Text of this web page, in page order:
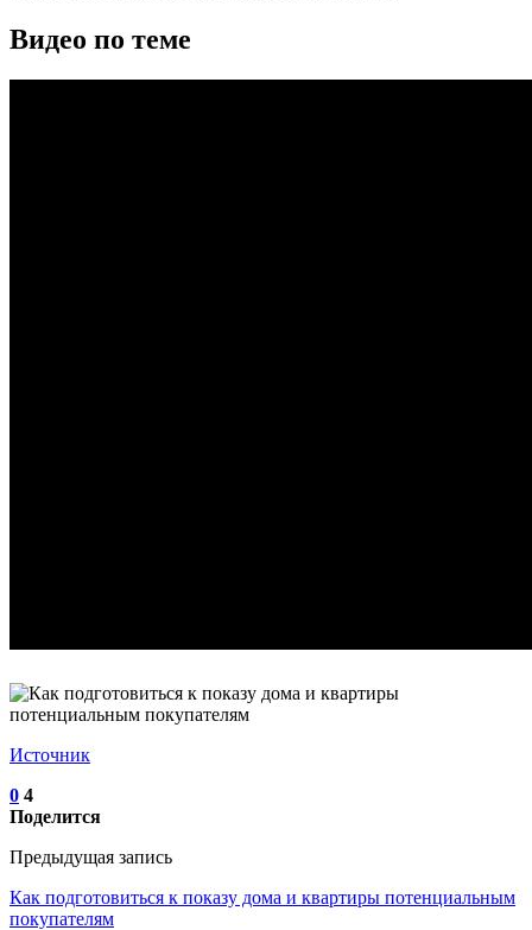
Видео по теме
Источник
0 4
Поделится
Предыдущая запись
Как подготовиться к показу дома и квартиры потенциальным
покупателям